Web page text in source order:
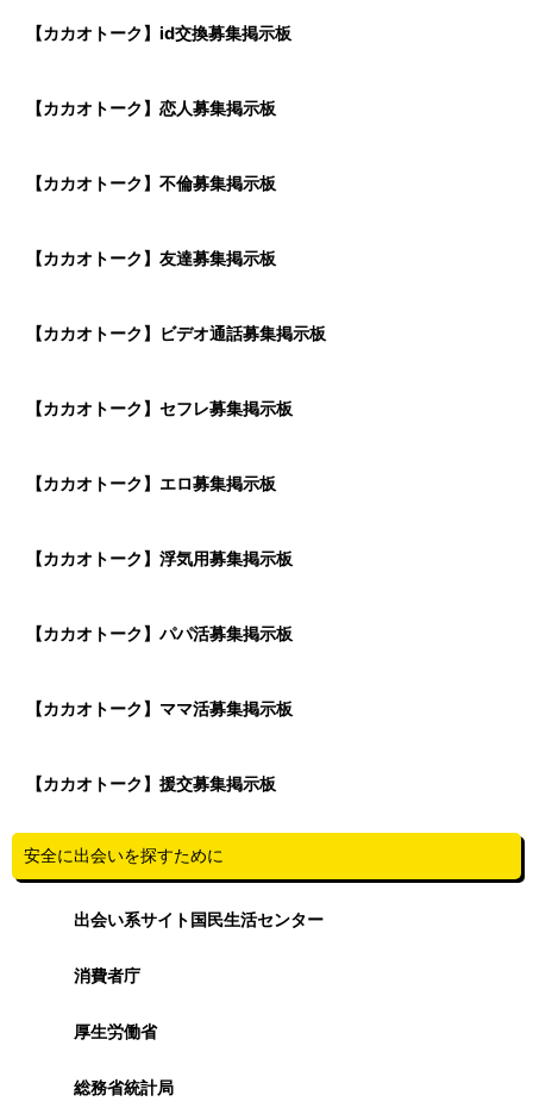
【カカオトーク】id交換募集掲示板
【カカオトーク】恋人募集掲示板
【カカオトーク】不倫募集掲示板
【カカオトーク】友達募集掲示板
【カカオトーク】ビデオ通話募集掲示板
【カカオトーク】セフレ募集掲示板
【カカオトーク】エロ募集掲示板
【カカオトーク】浮気用募集掲示板
【カカオトーク】パパ活募集掲示板
【カカオトーク】ママ活募集掲示板
【カカオトーク】援交募集掲示板
安全に出会いを探すために
出会い系サイト国民生活センター
消費者庁
厚生労働省
総務省統計局